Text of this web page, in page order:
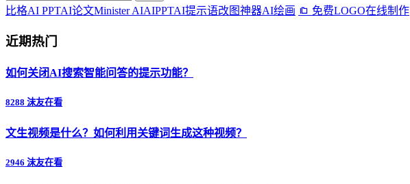
比格AI PPTAI论文Minister AIAIPPTAI提示语改图神器AI绘画 免费LOGO在线制作
近期热门
如何关闭AI搜索智能问答的提示功能？
8288 沫友在看
文生视频是什么？如何利用关键词生成这种视频？
2946 沫友在看